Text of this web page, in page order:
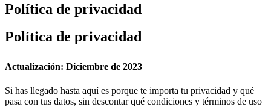
Política de privacidad
Política de privacidad
Actualización: Diciembre de 2023
Si has llegado hasta aquí es porque te importa tu privacidad y qué
pasa con tus datos, sin descontar qué condiciones y términos de uso